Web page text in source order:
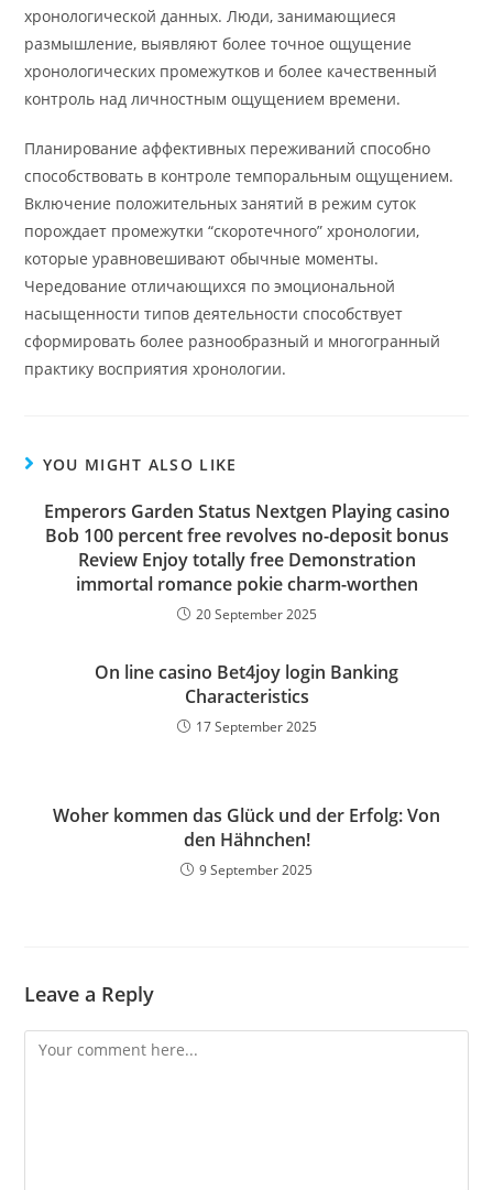
хронологической данных. Люди, занимающиеся
размышление, выявляют более точное ощущение
хронологических промежутков и более качественный
контроль над личностным ощущением времени.
Планирование аффективных переживаний способно
способствовать в контроле темпоральным ощущением.
Включение положительных занятий в режим суток
порождает промежутки “скоротечного” хронологии,
которые уравновешивают обычные моменты.
Чередование отличающихся по эмоциональной
насыщенности типов деятельности способствует
сформировать более разнообразный и многогранный
практику восприятия хронологии.
YOU MIGHT ALSO LIKE
Emperors Garden Status Nextgen Playing casino
Bob 100 percent free revolves no-deposit bonus
Review Enjoy totally free Demonstration
immortal romance pokie charm-worthen
20 September 2025
On line casino Bet4joy login Banking
Characteristics
17 September 2025
Woher kommen das Glück und der Erfolg: Von
den Hähnchen!
9 September 2025
Leave a Reply
Comment